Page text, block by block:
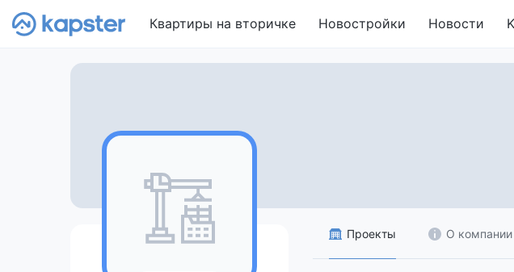
Квартиры на вторичке Новостройки Новости
Проекты О компании